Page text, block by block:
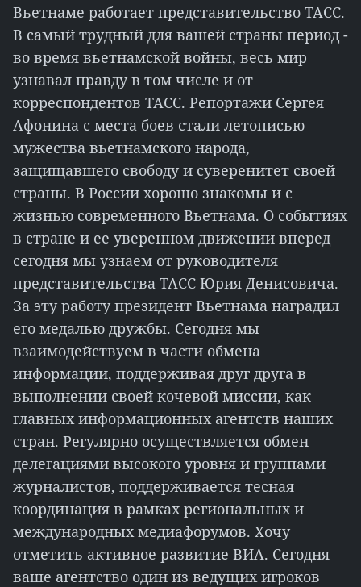
Вьетнаме работает представительство ТАСС.
В самый трудный для вашей страны период -
во время вьетнамской войны, весь мир
узнавал правду в том числе и от
корреспондентов ТАСС. Репортажи Сергея
Афонина с места боев стали летописью
мужества вьетнамского народа,
защищавшего свободу и суверенитет своей
страны. В России хорошо знакомы и с
жизнью современного Вьетнама. О событиях
в стране и ее уверенном движении вперед
сегодня мы узнаем от руководителя
представительства ТАСС Юрия Денисовича.
За эту работу президент Вьетнама наградил
его медалью дружбы. Сегодня мы
взаимодействуем в части обмена
информации, поддерживая друг друга в
выполнении своей кочевой миссии, как
главных информационных агентств наших
стран. Регулярно осуществляется обмен
делегациями высокого уровня и группами
журналистов, поддерживается тесная
координация в рамках региональных и
международных медиафорумов. Хочу
отметить активное развитие ВИА. Сегодня
ваше агентство один из ведущих игроков